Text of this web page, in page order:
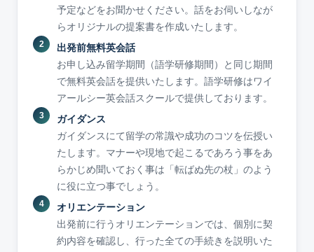
予定などをお聞かせください。話をお伺いしなが
らオリジナルの提案書を作成いたします。
出発前無料英会話
お申し込み留学期間（語学研修期間）と同じ期間
で無料英会話を提供いたします。語学研修はワイ
アールシー英会話スクールで提供しております。
ガイダンス
ガイダンスにて留学の常識や成功のコツを伝授い
たします。マナーや現地で起こるであろう事をあ
らかじめ聞いておく事は「転ばぬ先の杖」のよう
に役に立つ事でしょう。
オリエンテーション
出発前に行うオリエンテーションでは、個別に契
約内容を確認し、行った全ての手続きを説明いた